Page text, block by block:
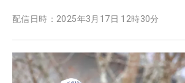
配信日時： 2025年3月17日 12時30分